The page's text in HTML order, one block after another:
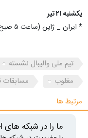
یکشنبه ۲۱ تیر
* ایران _ ژاپن (ساعت ۵ صبح)
تیم ملی والیبال نشسته
مغلوب
مسابقات
مرتبط ها
ما را در شبکه های